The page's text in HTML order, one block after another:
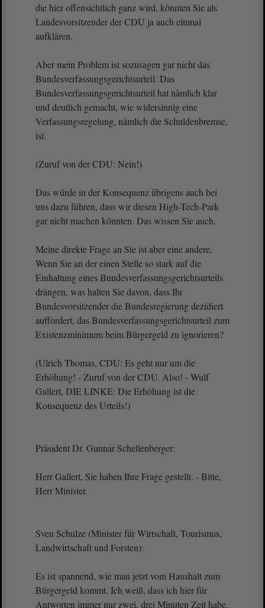
die hier offensichtlich ganz wird, könnten Sie als
Landesvorsitzender der CDU ja auch einmal
aufklären.
Aber mein Problem ist sozusagen gar nicht das
Bundesverfassungsgerichtsurteil. Das
Bundesverfassungsgerichtsurteil hat nämlich klar
und deutlich gemacht, wie widersinnig eine
Verfassungsregelung, nämlich die Schuldenbremse,
ist.
(Zuruf von der CDU: Nein!)
Das würde in der Konsequenz übrigens auch bei
uns dazu führen, dass wir diesen High-Tech-Park
gar nicht machen könnten. Das wissen Sie auch.
Meine direkte Frage an Sie ist aber eine andere.
Wenn Sie an der einen Stelle so stark auf die
Einhaltung eines Bundesverfassungsgerichtsurteils
drängen, was halten Sie davon, dass Ihr
Bundesvorsitzender die Bundesregierung dezidiert
auffordert, das Bundesverfassungsgerichtsurteil zum
Existenzminimum beim Bürgergeld zu ignorieren?
(Ulrich Thomas, CDU: Es geht nur um die
Erhöhung! - Zuruf von der CDU. Also! - Wulf
Gallert, DIE LINKE: Die Erhöhung ist die
Konsequenz des Urteils!)
Präsident Dr. Gunnar Schellenberger:
Herr Gallert, Sie haben Ihre Frage gestellt. - Bitte,
Herr Minister.
Sven Schulze (Minister für Wirtschaft, Tourismus,
Landwirtschaft und Forsten):
Es ist spannend, wie man jetzt vom Haushalt zum
Bürgergeld kommt. Ich weiß, dass ich hier für
Antworten immer nur zwei, drei Minuten Zeit habe.